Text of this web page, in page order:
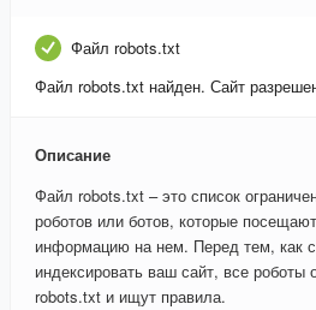
Файл robots.txt
Файл robots.txt найден. Сайт
Описание
Файл robots.txt – это список
роботов или ботов, которые
информацию на нем. Перед тем, как
индексировать ваш сайт, все
robots.txt и ищут правила.